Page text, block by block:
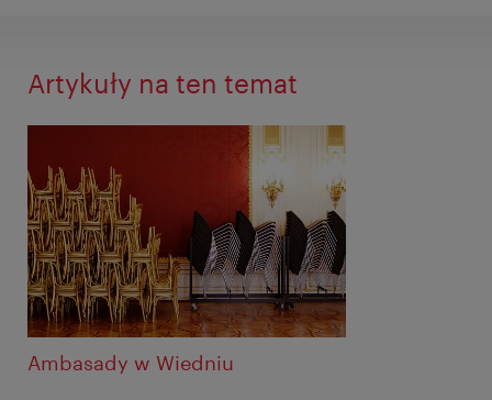
Artykuły na ten temat
Ambasady w Wiedniu